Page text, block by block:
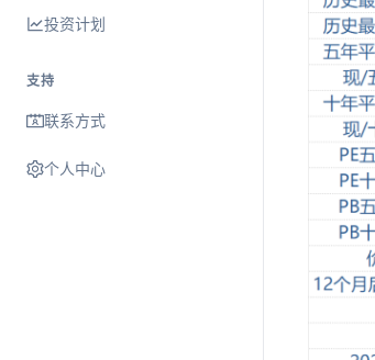
投资计划
支持
联系方式
个人中心